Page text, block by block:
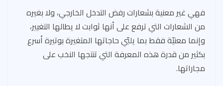
فهي غير معنية بشعارات رفض التدخل الخارجي، ولا بغيره
من الشعارات التي ترفع على أنها ثوابت لا يطالها التغيير،
وإنما معنيّة فقط بما يلبّي حاجاتها المتغيرة بوتيرة أسرع
بكثير من قدرة هذه المعرفة التي تنتجها النخب على
مجاراتها.